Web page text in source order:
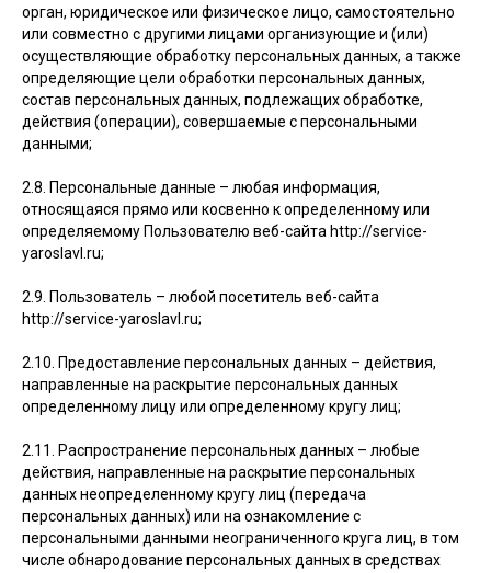
орган, юридическое или физическое лицо, самостоятельно
или совместно с другими лицами организующие и (или)
осуществляющие обработку персональных данных, а также
определяющие цели обработки персональных данных,
состав персональных данных, подлежащих обработке,
действия (операции), совершаемые с персональными
данными;
2.8. Персональные данные – любая информация,
относящаяся прямо или косвенно к определенному или
определяемому Пользователю веб-сайта http://service-
yaroslavl.ru;
2.9. Пользователь – любой посетитель веб-сайта
http://service-yaroslavl.ru;
2.10. Предоставление персональных данных – действия,
направленные на раскрытие персональных данных
определенному лицу или определенному кругу лиц;
2.11. Распространение персональных данных – любые
действия, направленные на раскрытие персональных
данных неопределенному кругу лиц (передача
персональных данных) или на ознакомление с
персональными данными неограниченного круга лиц, в том
числе обнародование персональных данных в средствах